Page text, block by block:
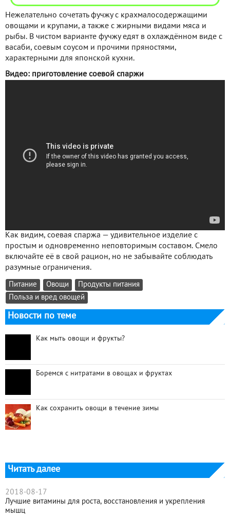
Нежелательно сочетать фучжу с крахмалосодержащими
овощами и крупами, а также с жирными видами мяса и
рыбы. В чистом варианте фучжу едят в охлаждённом виде с
васаби, соевым соусом и прочими пряностями,
характерными для японской кухни.
Видео: приготовление соевой спаржи
Как видим, соевая спаржа — удивительное изделие с
простым и одновременно неповторимым составом. Смело
включайте её в свой рацион, но не забывайте соблюдать
разумные ограничения.
Питание Овощи
Продукты питания
Польза и вред овощей
Новости по теме
Как мыть овощи и фрукты?
Боремся с нитратами в овощах и фруктах
Как сохранить овощи в течение зимы
Читать далее
2018-08-17
Лучшие витамины для роста, восстановления и укрепления
мышц